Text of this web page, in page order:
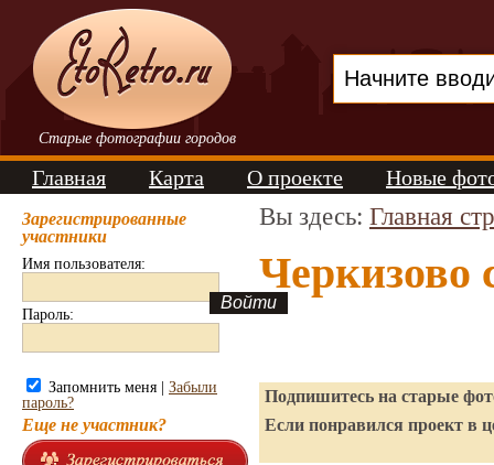
Старые фотографии городов
Главная Карта О проекте Новые
Зарегистрированные
участники
Имя пользователя:
Пароль:
Запомнить меня | Забыли
пароль?
Еще не участник?
Вы здесь: Главная
Черкизово
Подпишитесь на старые
Если понравился проект в